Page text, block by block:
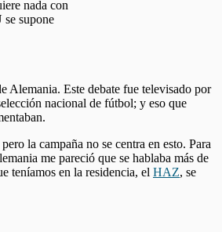
nada con
supone
Alemania. Este debate fue televisado por
nacional de fútbol; y eso que
la campaña no se centra en esto. Para
me pareció que se hablaba más de
teníamos en la residencia, el HAZ, se